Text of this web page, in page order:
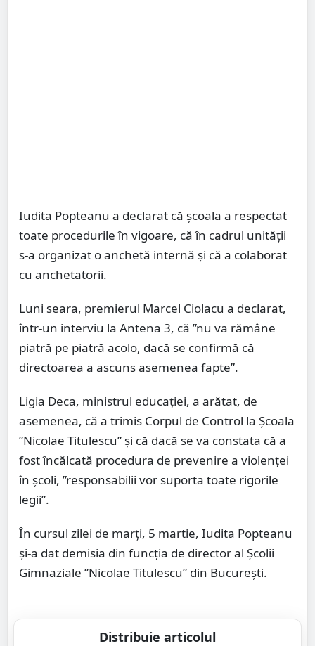
Iudita Popteanu a declarat că școala a respectat
toate procedurile în vigoare, că în cadrul unității
s-a organizat o anchetă internă și că a colaborat
cu anchetatorii.
Luni seara, premierul Marcel Ciolacu a declarat,
într-un interviu la Antena 3, că ”nu va rămâne
piatră pe piatră acolo, dacă se confirmă că
directoarea a ascuns asemenea fapte”.
Ligia Deca, ministrul educației, a arătat, de
asemenea, că a trimis Corpul de Control la Școala
”Nicolae Titulescu” și că dacă se va constata că a
fost încălcată procedura de prevenire a violenței
în școli, ”responsabilii vor suporta toate rigorile
legii”.
În cursul zilei de marți, 5 martie, Iudita Popteanu
și-a dat demisia din funcția de director al Școlii
Gimnaziale ”Nicolae Titulescu” din București.
Distribuie articolul